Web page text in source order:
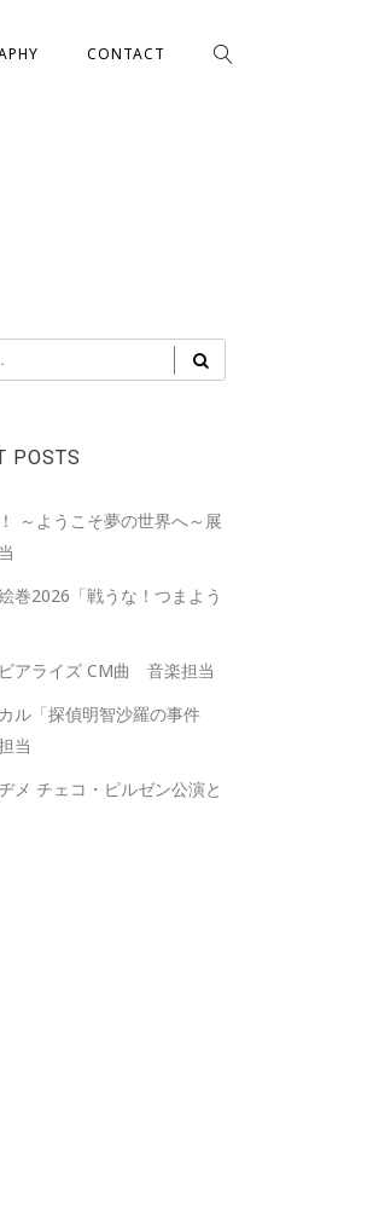
CONTACT
POSTS
～ようこそ夢の世界へ～展
巻2026「戦うな！つまよう
アライズ CM曲 音楽担当
ル「探偵明智沙羅の事件
当
メ チェコ・ピルゼン公演と